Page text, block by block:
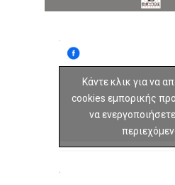
Κάντε κλικ για να
cookies εμπορικής
να